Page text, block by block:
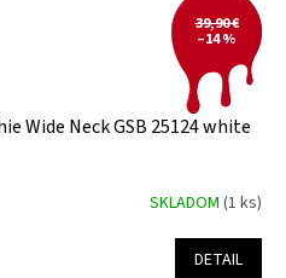
39,90 €
–14 %
Wide Neck GSB 25124 white
SKLADOM (1 ks)
DETAIL